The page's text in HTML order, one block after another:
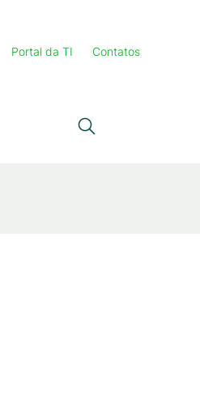
Portal da TI Contatos